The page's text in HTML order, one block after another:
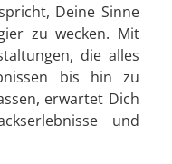
Deine Sinne
zu wecken. Mit
die alles
bis hin zu
erwartet Dich
und